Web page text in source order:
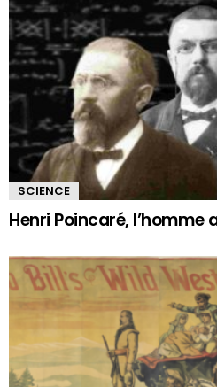
SCIENCE
Henri Poincaré, l’homme